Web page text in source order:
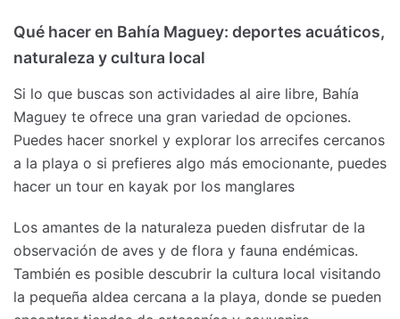
Qué hacer en Bahía Maguey: deportes acuáticos,
naturaleza y cultura local
Si lo que buscas son actividades al aire libre, Bahía
Maguey te ofrece una gran variedad de opciones.
Puedes hacer snorkel y explorar los arrecifes cercanos
a la playa o si prefieres algo más emocionante, puedes
hacer un tour en kayak por los manglares
Los amantes de la naturaleza pueden disfrutar de la
observación de aves y de flora y fauna endémicas.
También es posible descubrir la cultura local visitando
la pequeña aldea cercana a la playa, donde se pueden